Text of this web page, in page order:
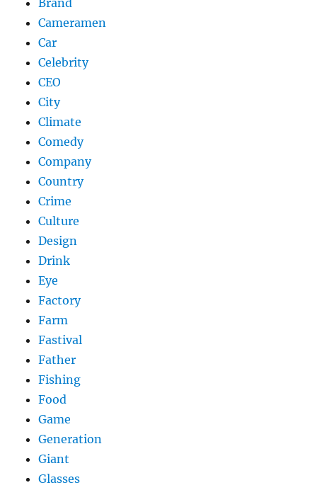
Cameramen
Car
Celebrity
CEO
City
Climate
Comedy
Company
Country
Crime
Culture
Design
Drink
Eye
Factory
Farm
Fastival
Father
Fishing
Food
Game
Generation
Giant
Glasses